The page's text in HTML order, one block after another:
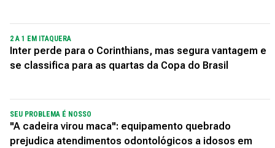
2 A 1 EM ITAQUERA
Inter perde para o Corinthians, mas segura vantagem e
se classifica para as quartas da Copa do Brasil
SEU PROBLEMA É NOSSO
"A cadeira virou maca": equipamento quebrado
prejudica atendimentos odontológicos a idosos em